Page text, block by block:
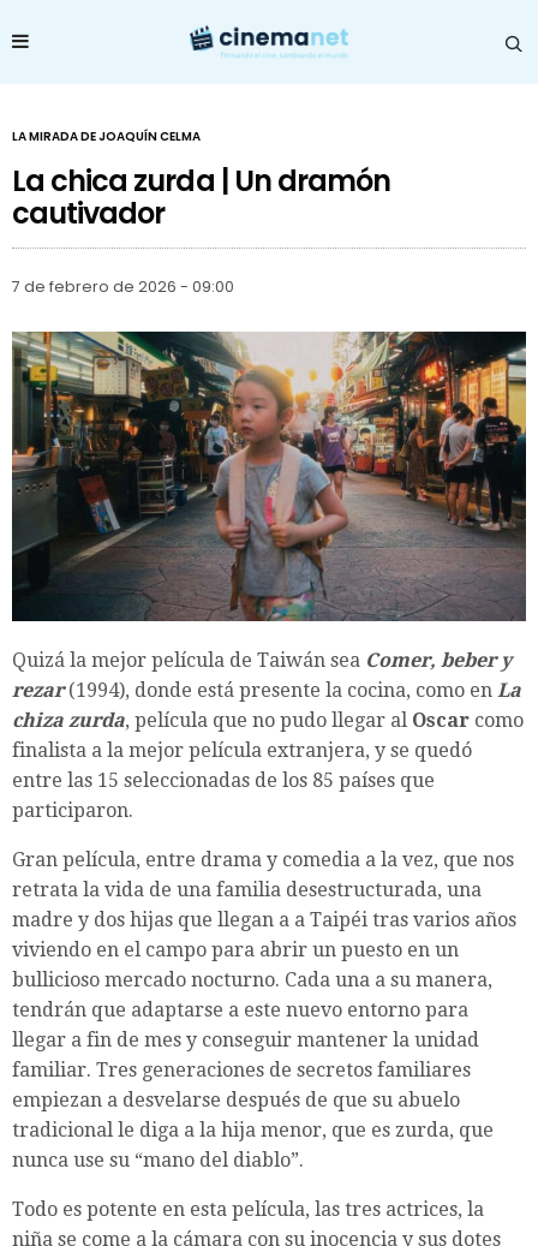
LA MIRADA DE JOAQUÍN CELMA
La chica zurda | Un dramón
cautivador
7 de febrero de 2026 - 09:00
Quizá la mejor película de Taiwán sea Comer, beber y
rezar(1994), donde está presente la cocina, como en La
chiza zurda, película que no pudo llegar al Oscar como
finalista a la mejor película extranjera, y se quedó
entre las 15 seleccionadas de los 85 países que
participaron.
Gran película, entre drama y comedia a la vez, que nos
retrata la vida de una familia desestructurada, una
madre y dos hijas que llegan a a Taipéi tras varios años
viviendo en el campo para abrir un puesto en un
bullicioso mercado nocturno. Cada una a su manera,
tendrán que adaptarse a este nuevo entorno para
llegar a fin de mes y conseguir mantener la unidad
familiar. Tres generaciones de secretos familiares
empiezan a desvelarse después de que su abuelo
tradicional le diga a la hija menor, que es zurda, que
nunca use su “mano del diablo”.
Todo es potente en esta película, las tres actrices, la
niña se come a la cámara con su inocencia y sus dotes